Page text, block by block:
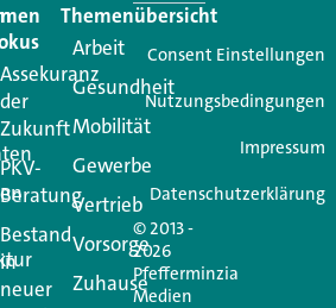
Alles, was
leichter macht. Mit nur einem
einen
Assekuranz
der
Zukunft
PKV-
Beratung
Bestand
in
neuer
Themenübersicht
Arbeit
Gesundheit
Mobilität
Gewerbe
Vertrieb
Vorsorge
Zuhause
© 2013 -
2026
Pfefferminzia
Medien
Consent Einstellungen
Nutzungsbedingungen
Impressum
Datenschutzerklärung